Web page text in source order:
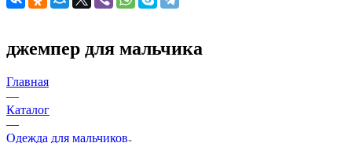
джемпер для мальчика
Главная
—
Каталог
—
Одежда для мальчиков